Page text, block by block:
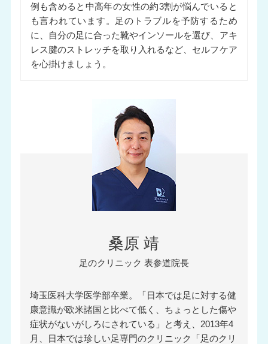
例も含めると中高年の女性の約3割が悩んでいると
も言われています。足のトラブルを予防するため
に、自分の足に合った靴やインソールを選び、アキ
レス腱のストレッチを取り入れるなど、セルフケア
を心掛けましょう。
桑原 靖
足のクリニック 表参道院長
埼玉医科大学医学部卒業。「日本では足に対する健
康意識が欧米諸国と比べて低く、ちょっとした傷や
症状がないがしろにされている」と考え、2013年4
月、日本では珍しい足専門のクリニック「足のクリ